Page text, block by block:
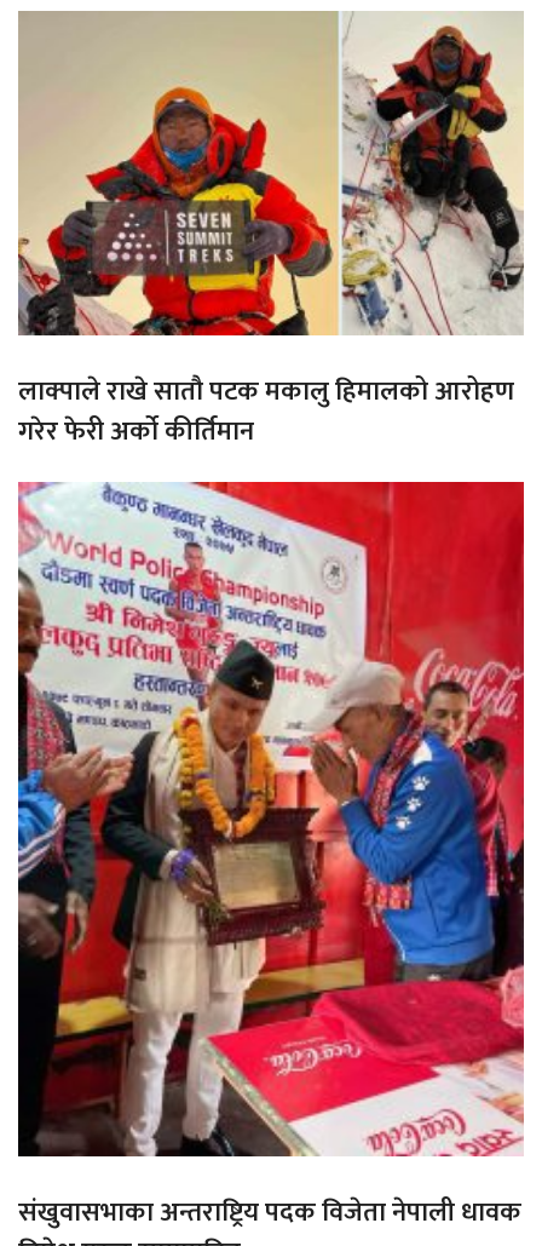
लाक्पाले राखे सातौ पटक मकालु हिमालको आरोहण
गरेर फेरी अर्को कीर्तिमान
संखुवासभाका अन्तराष्ट्रिय पदक विजेता नेपाली धावक